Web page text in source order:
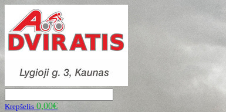
Krepšelis 0,00€